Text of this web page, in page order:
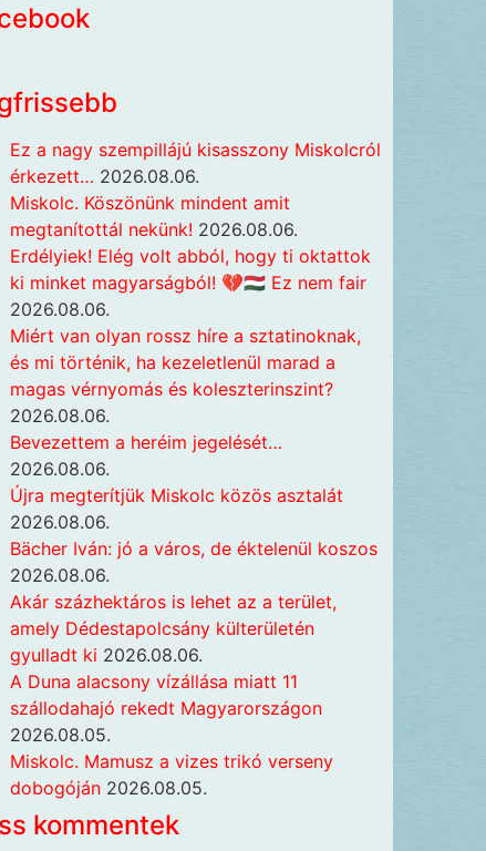
Ez a nagy szempillájú kisasszony Miskolcról
érkezett… 2026.08.06.
Miskolc. Köszönünk mindent amit
megtanítottál nekünk! 2026.08.06.
Erdélyiek! Elég volt abból, hogy ti oktattok
ki minket magyarságból! 💔🇭🇺 Ez nem fair
2026.08.06.
Miért van olyan rossz híre a sztatinoknak,
és mi történik, ha kezeletlenül marad a
magas vérnyomás és koleszterinszint?
2026.08.06.
Bevezettem a heréim jegelését…
2026.08.06.
Újra megterítjük Miskolc közös asztalát
2026.08.06.
Bächer Iván: jó a város, de éktelenül koszos
2026.08.06.
Akár százhektáros is lehet az a terület,
amely Dédestapolcsány külterületén
gyulladt ki 2026.08.06.
A Duna alacsony vízállása miatt 11
szállodahajó rekedt Magyarországon
2026.08.05.
Miskolc. Mamusz a vizes trikó verseny
dobogóján 2026.08.05.
kommentek